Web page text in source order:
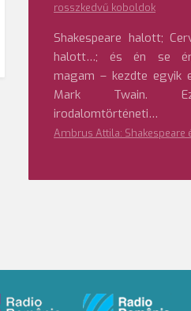
rosszkedvű koboldok
Shakespeare halott;
halott…; és én se
magam – kezdte egyik
Mark Twain.
irodalomtörténeti…
Ambrus Attila: Shakespeare